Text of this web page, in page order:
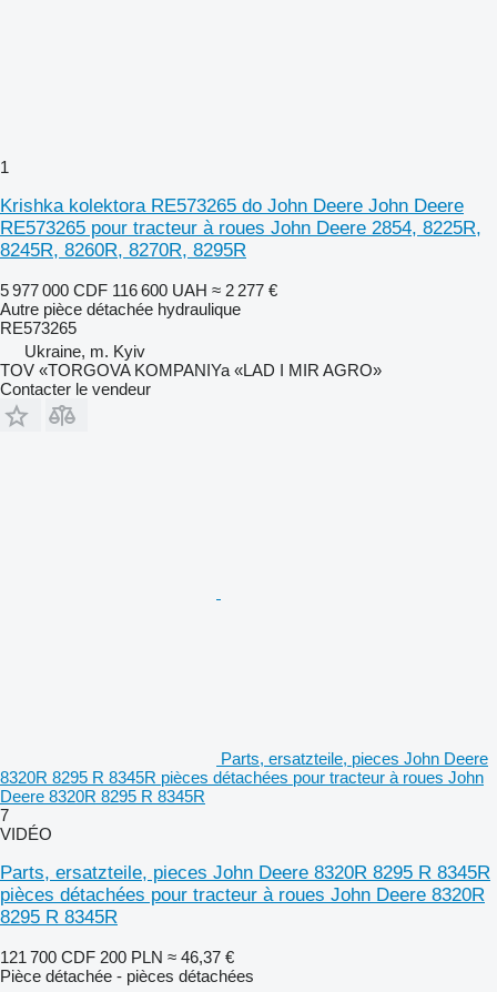
1
Krishka kolektora RE573265 do John Deere John Deere
RE573265 pour tracteur à roues John Deere 2854, 8225R,
8245R, 8260R, 8270R, 8295R
5 977 000 CDF 116 600 UAH ≈ 2 277 €
Autre pièce détachée hydraulique
RE573265
Ukraine, m. Kyiv
TOV «TORGOVA KOMPANIYa «LAD I MIR AGRO»
Contacter le vendeur
Parts, ersatzteile, pieces John Deere
8320R 8295 R 8345R pièces détachées pour tracteur à roues John
Deere 8320R 8295 R 8345R
7
VIDÉO
Parts, ersatzteile, pieces John Deere 8320R 8295 R 8345R
pièces détachées pour tracteur à roues John Deere 8320R
8295 R 8345R
121 700 CDF 200 PLN ≈ 46,37 €
Pièce détachée - pièces détachées